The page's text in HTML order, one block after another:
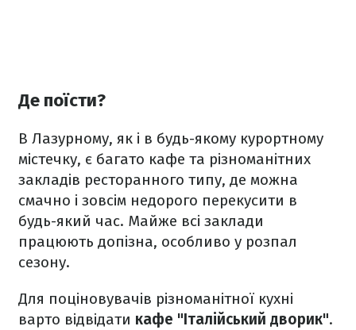
Де поїсти?
В Лазурному, як і в будь-якому курортному
містечку, є багато кафе та різноманітних
закладів ресторанного типу, де можна
смачно і зовсім недорого перекусити в
будь-який час. Майже всі заклади
працюють допізна, особливо у розпал
сезону.
Для поціновувачів різноманітної кухні
варто відвідати кафе "Італійський дворик".